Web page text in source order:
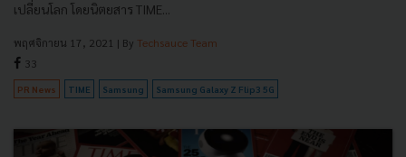
เปลี่ยนโลก โดยนิตยสาร TIME...
พฤศจิกายน 17, 2021 | By Techsauce Team
33
PR News TIME Samsung Samsung Galaxy Z Flip3 5G